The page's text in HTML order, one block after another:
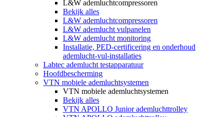
L&W ademluchtcompressoren
Bekijk alles
L&W ademluchtcompressoren
L&W ademlucht vulpanelen
L&W ademlucht monitoring
Installatie, PED-certificering en onderhoud
ademlucht-vul-installaties
Labtec ademlucht testapparatuur
Hoofdbescherming
VTN mobiele ademluchtsystemen
VTN mobiele ademluchtsystemen
Bekijk alles
VTN APOLLO Junior ademluchttrolley